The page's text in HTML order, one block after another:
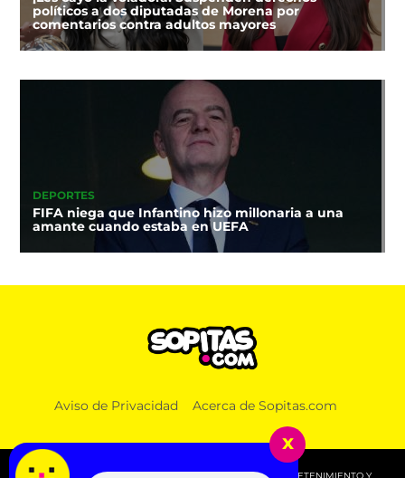
políticos a dos diputadas de Morena por
comentarios contra adultos mayores
DEPORTES
FIFA niega que Infantino hizo millonaria a una
amante cuando estaba en UEFA
Aviso de Privacidad Acerca de Sopitas.com
x